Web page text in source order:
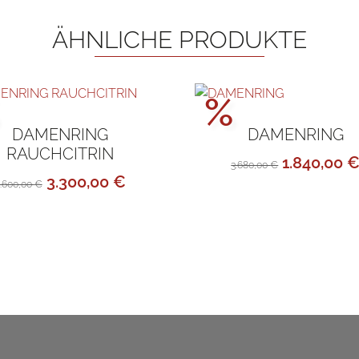
ÄHNLICHE PRODUKTE
DAMENRING
RAUCHCITRIN
€ Ursprünglicher
3.300,00 €Aktueller
% DAMENRING
3.680,00€ 1.840,00 €